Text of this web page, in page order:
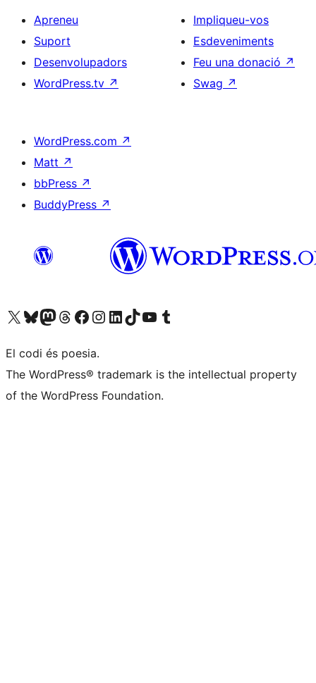
Apreneu
Suport
Desenvolupadors
WordPress.tv ↗
Impliqueu-vos
Esdeveniments
Feu una donació ↗
Swag ↗
WordPress.com ↗
Matt ↗
bbPress ↗
BuddyPress ↗
Visiteu el nostre compte X (abans Twitter)
Visiteu el nostre compte de Bluesky
Visiteu el nostre compte al Mastodon
Visiteu el nostre compte de Threads
Visiteu la nostra pàgina al Facebook
Visiteu el nostre compte d'Instagram
Visiteu el nostre compte de LinkedIn
Visiteu el nostre compte de TikTok
Visiteu el nostre canal al YouTube
Visiteu el nostre compte de Tumblr
El codi és poesia.
The WordPress® trademark is the intellectual property
of the WordPress Foundation.